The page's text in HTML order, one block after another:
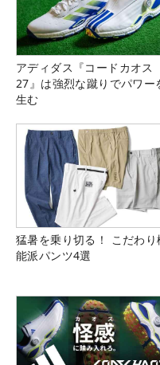
アディダス『コードカオス
27』は強烈な蹴りでパワー
生む
猛暑を乗り切る！ こだわり
能派パンツ4選